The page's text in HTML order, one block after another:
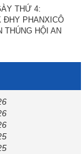
THỨ 4:
PHANXICÔ
THÚNG HỘI AN